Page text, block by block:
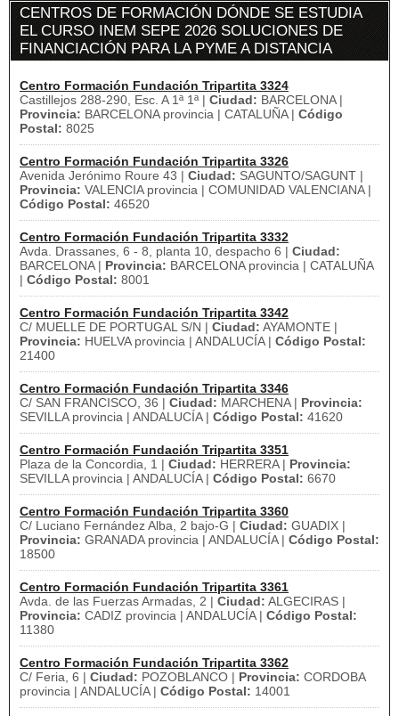
CENTROS DE FORMACIÓN DÓNDE SE ESTUDIA
EL CURSO INEM SEPE 2026 SOLUCIONES DE
FINANCIACIÓN PARA LA PYME A DISTANCIA
Centro Formación Fundación Tripartita 3324
Castillejos 288-290, Esc. A 1ª 1ª | Ciudad: BARCELONA |
Provincia: BARCELONA provincia | CATALUÑA | Código
Postal: 8025
Centro Formación Fundación Tripartita 3326
Avenida Jerónimo Roure 43 | Ciudad: SAGUNTO/SAGUNT |
Provincia: VALENCIA provincia | COMUNIDAD VALENCIANA |
Código Postal: 46520
Centro Formación Fundación Tripartita 3332
Avda. Drassanes, 6 - 8, planta 10, despacho 6 | Ciudad:
BARCELONA | Provincia: BARCELONA provincia | CATALUÑA
| Código Postal: 8001
Centro Formación Fundación Tripartita 3342
C/ MUELLE DE PORTUGAL S/N | Ciudad: AYAMONTE |
Provincia: HUELVA provincia | ANDALUCÍA | Código Postal:
21400
Centro Formación Fundación Tripartita 3346
C/ SAN FRANCISCO, 36 | Ciudad: MARCHENA | Provincia:
SEVILLA provincia | ANDALUCÍA | Código Postal: 41620
Centro Formación Fundación Tripartita 3351
Plaza de la Concordia, 1 | Ciudad: HERRERA | Provincia:
SEVILLA provincia | ANDALUCÍA | Código Postal: 6670
Centro Formación Fundación Tripartita 3360
C/ Luciano Fernández Alba, 2 bajo-G | Ciudad: GUADIX |
Provincia: GRANADA provincia | ANDALUCÍA | Código Postal:
18500
Centro Formación Fundación Tripartita 3361
Avda. de las Fuerzas Armadas, 2 | Ciudad: ALGECIRAS |
Provincia: CADIZ provincia | ANDALUCÍA | Código Postal:
11380
Centro Formación Fundación Tripartita 3362
C/ Feria, 6 | Ciudad: POZOBLANCO | Provincia: CORDOBA
provincia | ANDALUCÍA | Código Postal: 14001